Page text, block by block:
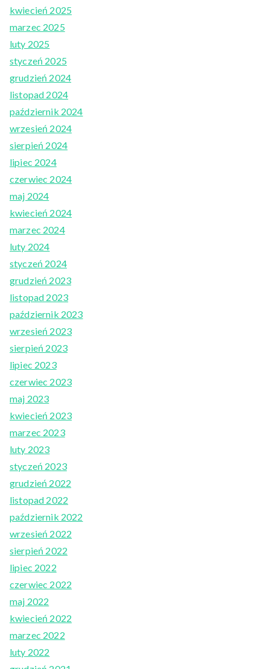
kwiecień 2025
marzec 2025
luty 2025
styczeń 2025
grudzień 2024
listopad 2024
październik 2024
wrzesień 2024
sierpień 2024
lipiec 2024
czerwiec 2024
maj 2024
kwiecień 2024
marzec 2024
luty 2024
styczeń 2024
grudzień 2023
listopad 2023
październik 2023
wrzesień 2023
sierpień 2023
lipiec 2023
czerwiec 2023
maj 2023
kwiecień 2023
marzec 2023
luty 2023
styczeń 2023
grudzień 2022
listopad 2022
październik 2022
wrzesień 2022
sierpień 2022
lipiec 2022
czerwiec 2022
maj 2022
kwiecień 2022
marzec 2022
luty 2022